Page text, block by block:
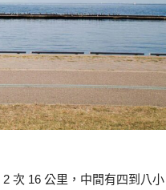
次 16 公里，中間有四到八小